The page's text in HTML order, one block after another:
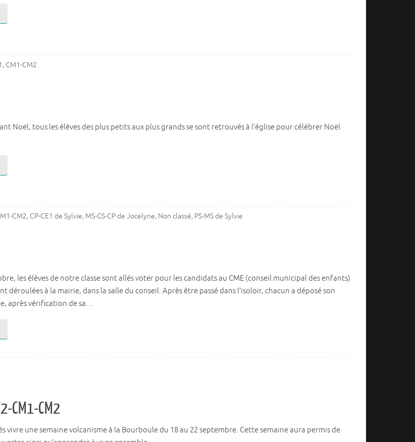
, CM1-CM2
Noël, tous les élèves des plus petits aux plus grands se sont retrouvés à l’église pour célébrer Noël
CM2, CP-CE1 de Sylvie, MS-GS-CP de Jocelyne, Non classé, PS-MS de Sylvie
les élèves de notre classe sont allés voter pour les candidats au CME (conseil municipal des enfants)
déroulées à la mairie, dans la salle du conseil. Après être passé dans l’isoloir, chacun a déposé son
après vérification de sa…
CM1-CM2
vivre une semaine volcanisme à la Bourboule du 18 au 22 septembre. Cette semaine aura permis de